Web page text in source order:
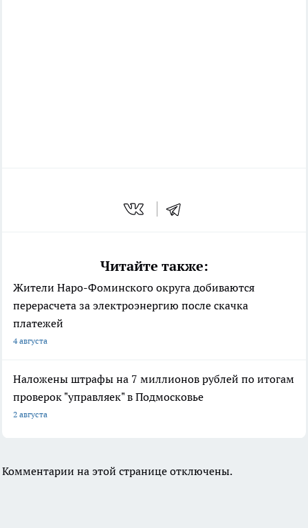
Читайте также:
Жители Наро-Фоминского округа добиваются
перерасчета за электроэнергию после скачка
платежей
4 августа
Наложены штрафы на 7 миллионов рублей по итогам
проверок "управляек" в Подмосковье
2 августа
Комментарии на этой странице отключены.